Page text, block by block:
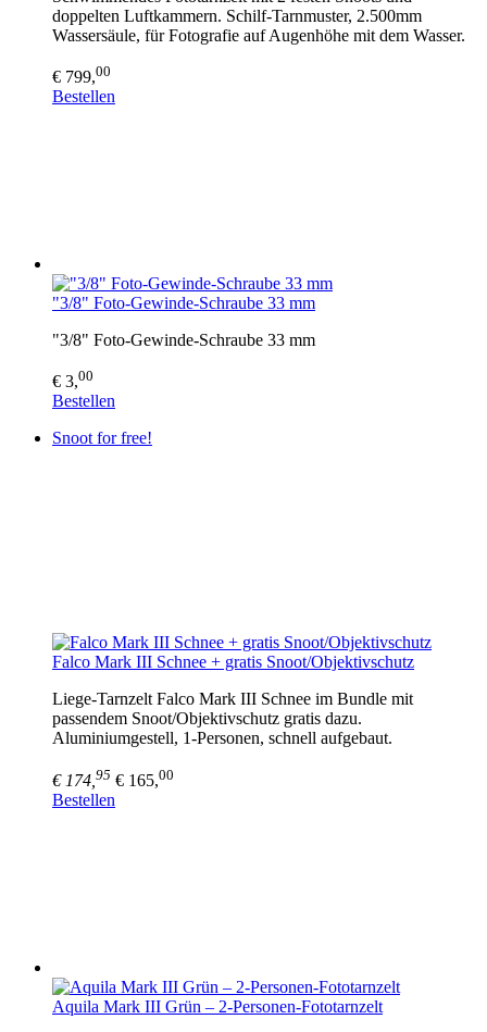
doppelten Luftkammern. Schilf-Tarnmuster, 2.500mm
Wassersäule, für Fotografie auf Augenhöhe mit dem Wasser.
€ 799,00
Bestellen
"3/8" Foto-Gewinde-Schraube 33 mm
"3/8" Foto-Gewinde-Schraube 33 mm
€ 3,00
Bestellen
Snoot for free!
Falco Mark III Schnee + gratis Snoot/Objektivschutz
Liege-Tarnzelt Falco Mark III Schnee im Bundle mit
passendem Snoot/Objektivschutz gratis dazu.
Aluminiumgestell, 1-Personen, schnell aufgebaut.
€ 174, 95 € 165,00
Bestellen
Aquila Mark III Grün – 2-Personen-Fototarnzelt